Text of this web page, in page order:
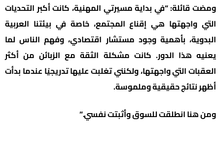
ومضت قائلة: “في بداية مسيرتي المهنية، كانت أكبر التحديات
التي واجهتها هي إقناع المجتمع، خاصة في بيئتنا العربية
البدوية، بأهمية وجود مستشار اقتصادي، وفهم الناس لما
يعنيه هذا الدور. كانت مشكلة الثقة مع الزبائن من أكثر
العقبات التي واجهتها، ولكنني تغلبت عليها تدريجيًا عندما بدأت
أظهر نتائج حقيقية وملموسة.
ومن هنا انطلقت للسوق وأثبتت نفسي.”